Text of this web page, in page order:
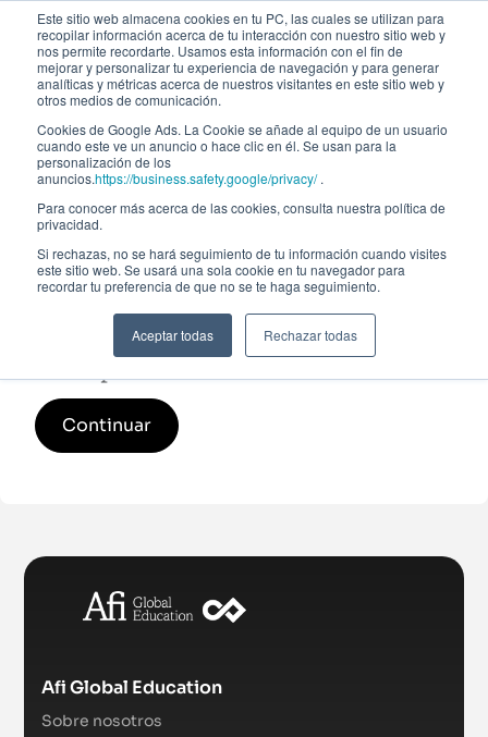
Este sitio web almacena cookies en tu PC, las cuales se utilizan para
recopilar información acerca de tu interacción con nuestro sitio web y
nos permite recordarte. Usamos esta información con el fin de
mejorar y personalizar tu experiencia de navegación y para generar
analíticas y métricas acerca de nuestros visitantes en este sitio web y
otros medios de comunicación.
Cookies de Google Ads. La Cookie se añade al equipo de un usuario
cuando este ve un anuncio o hace clic en él. Se usan para la
personalización de los
anuncios.https://business.safety.google/privacy/.
Para conocer más acerca de las cookies, consulta nuestra política de
privacidad.
Si rechazas, no se hará seguimiento de tu información cuando visites
este sitio web. Se usará una sola cookie en tu navegador para
recordar tu preferencia de que no se te haga seguimiento.
Aceptar todas Rechazar todas
Taller Microsoft 365 Copilot y
Aplicaciones de productividad
Continuar
Afi Global Education
Sobre nosotros